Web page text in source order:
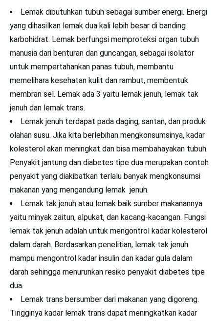
Lemak dibutuhkan tubuh sebagai sumber energi. Energi
yang dihasilkan lemak dua kali lebih besar di banding
karbohidrat. Lemak berfungsi memproteksi organ tubuh
manusia dari benturan dan guncangan, sebagai isolator
untuk mempertahankan panas tubuh, membantu
memelihara kesehatan kulit dan rambut, membentuk
membran sel. Lemak ada 3 yaitu lemak jenuh, lemak tak
jenuh dan lemak trans.
Lemak jenuh terdapat pada daging, santan, dan produk
olahan susu. Jika kita berlebihan mengkonsumsinya, kadar
kolesterol akan meningkat dan bisa membahayakan tubuh.
Penyakit jantung dan diabetes tipe dua merupakan contoh
penyakit yang diakibatkan terlalu banyak mengkonsumsi
makanan yang mengandung lemak jenuh.
Lemak tak jenuh atau lemak baik sumber makanannya
yaitu minyak zaitun, alpukat, dan kacang-kacangan. Fungsi
lemak tak jenuh adalah untuk mengontrol kadar kolesterol
dalam darah. Berdasarkan penelitian, lemak tak jenuh
mampu mengontrol kadar insulin dan kadar gula dalam
darah sehingga menurunkan resiko penyakit diabetes tipe
dua.
Lemak trans bersumber dari makanan yang digoreng.
Tingginya kadar lemak trans dapat meningkatkan kadar